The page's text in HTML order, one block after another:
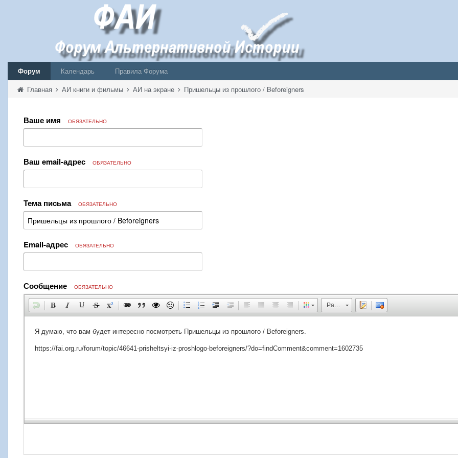
Форум Календарь
Правила Форума
Главная АИ книги и фильмы АИ на экране Пришельцы из прошлого / Beforeigners
Ваше имя ОБЯЗАТЕЛЬНО
Ваш email-адрес ОБЯЗАТЕЛЬНО
Тема письма ОБЯЗАТЕЛЬНО
Email-адрес ОБЯЗАТЕЛЬНО
Сообщение ОБЯЗАТЕЛЬНО
Размер